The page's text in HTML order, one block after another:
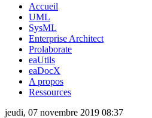
Accueil
UML
SysML
Enterprise Architect
Prolaborate
eaUtils
eaDocX
A propos
Ressources
jeudi, 07 novembre 2019 08:37